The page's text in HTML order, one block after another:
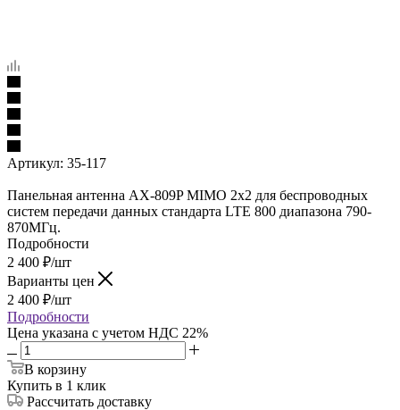
Артикул: 35-117
Панельная антенна АX-809P MIMO 2х2 для беспроводных
систем передачи данных стандарта LTE 800 диапазона 790-
870МГц.
Подробности
2 400 ₽/шт
Варианты цен
2 400 ₽/шт
Подробности
Цена указана с учетом НДС 22%
В корзину
Купить в 1 клик
Рассчитать доставку